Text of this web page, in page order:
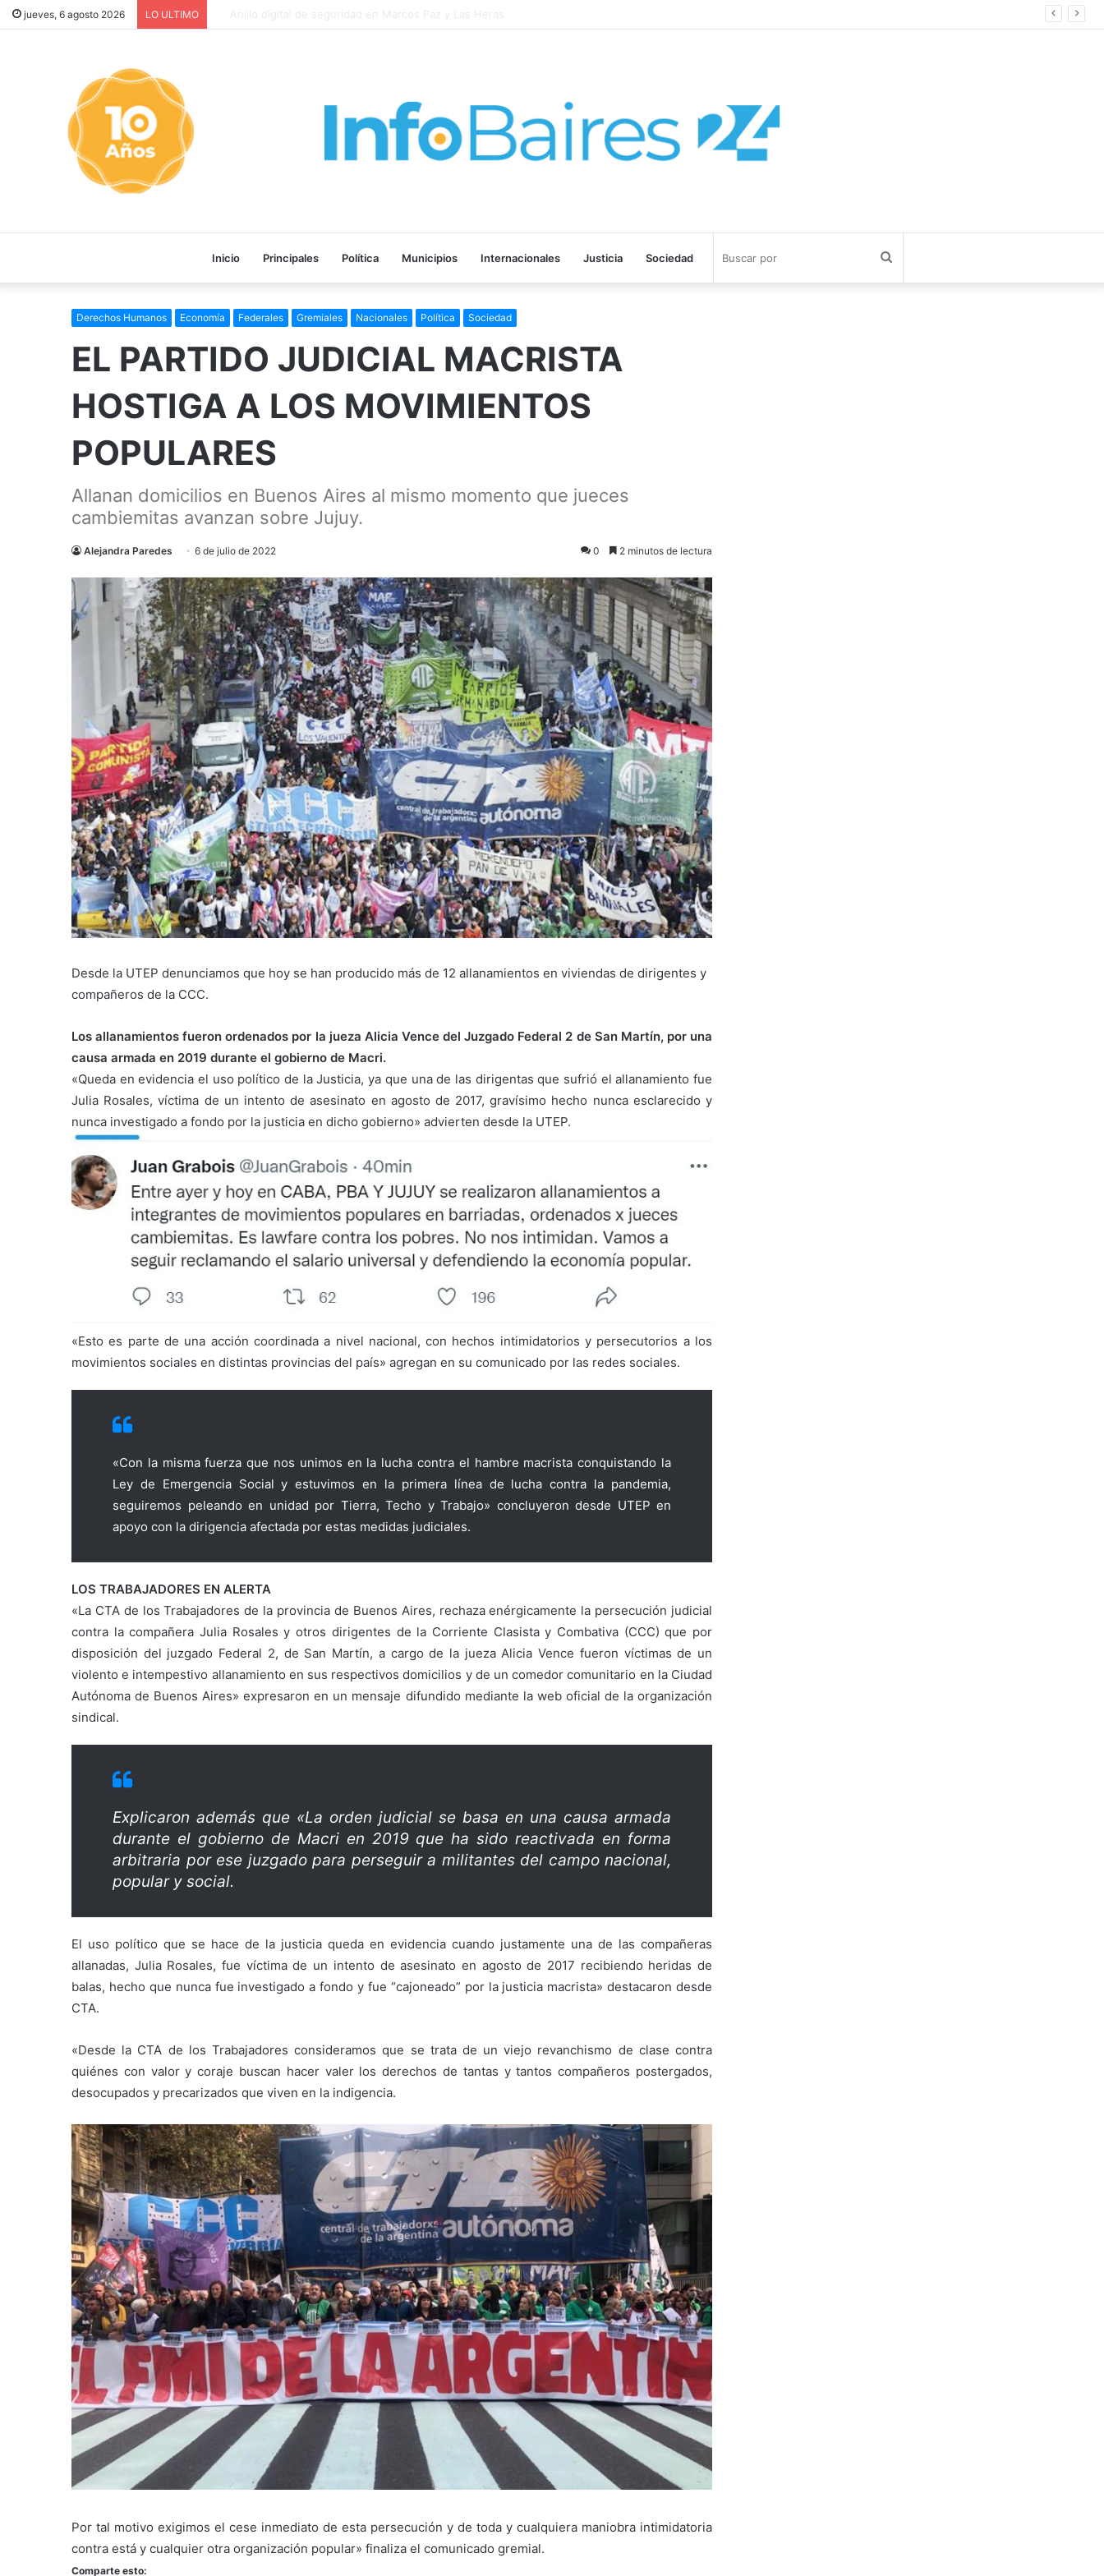
jueves, 6 agosto 2026 LO ULTIMO
Inicio Principales Política Municipios Internacionales Justicia Sociedad
Derechos Humanos Economía Federales Gremiales Nacionales Política Sociedad
EL PARTIDO JUDICIAL MACRISTA
HOSTIGA A LOS MOVIMIENTOS
POPULARES
Allanan domicilios en Buenos Aires al mismo momento que jueces
cambiemitas avanzan sobre Jujuy.
Alejandra Paredes 6 de julio de 2022 0 2 minutos de lectura
Desde la UTEP denunciamos que hoy se han producido más de 12 allanamientos en viviendas de dirigentes y
compañeros de la CCC.
Los allanamientos fueron ordenados por la jueza Alicia Vence del Juzgado Federal 2 de San Martín, por una
causa armada en 2019 durante el gobierno de Macri.
«Queda en evidencia el uso político de la Justicia, ya que una de las dirigentas que sufrió el allanamiento fue
Julia Rosales, víctima de un intento de asesinato en agosto de 2017, gravísimo hecho nunca esclarecido y
nunca investigado a fondo por la justicia en dicho gobierno» advierten desde la UTEP.
«Esto es parte de una acción coordinada a nivel nacional, con hechos intimidatorios y persecutorios a los
movimientos sociales en distintas provincias del país» agregan en su comunicado por las redes sociales.
«Con la misma fuerza que nos unimos en la lucha contra el hambre macrista conquistando la
Ley de Emergencia Social y estuvimos en la primera línea de lucha contra la pandemia,
seguiremos peleando en unidad por Tierra, Techo y Trabajo» concluyeron desde UTEP en
apoyo con la dirigencia afectada por estas medidas judiciales.
LOS TRABAJADORES EN ALERTA
«La CTA de los Trabajadores de la provincia de Buenos Aires, rechaza enérgicamente la persecución judicial
contra la compañera Julia Rosales y otros dirigentes de la Corriente Clasista y Combativa (CCC) que por
disposición del juzgado Federal 2, de San Martín, a cargo de la jueza Alicia Vence fueron víctimas de un
violento e intempestivo allanamiento en sus respectivos domicilios y de un comedor comunitario en la Ciudad
Autónoma de Buenos Aires» expresaron en un mensaje difundido mediante la web oficial de la organización
sindical.
Explicaron además que «La orden judicial se basa en una causa armada
durante el gobierno de Macri en 2019 que ha sido reactivada en forma
arbitraria por ese juzgado para perseguir a militantes del campo nacional,
popular y social.
El uso político que se hace de la justicia queda en evidencia cuando justamente una de las compañeras
allanadas, Julia Rosales, fue víctima de un intento de asesinato en agosto de 2017 recibiendo heridas de
balas, hecho que nunca fue investigado a fondo y fue “cajoneado” por la justicia macrista» destacaron desde
CTA.
«Desde la CTA de los Trabajadores consideramos que se trata de un viejo revanchismo de clase contra
quiénes con valor y coraje buscan hacer valer los derechos de tantas y tantos compañeros postergados,
desocupados y precarizados que viven en la indigencia.
Por tal motivo exigimos el cese inmediato de esta persecución y de toda y cualquiera maniobra intimidatoria
contra está y cualquier otra organización popular» finaliza el comunicado gremial.
Comparte esto: